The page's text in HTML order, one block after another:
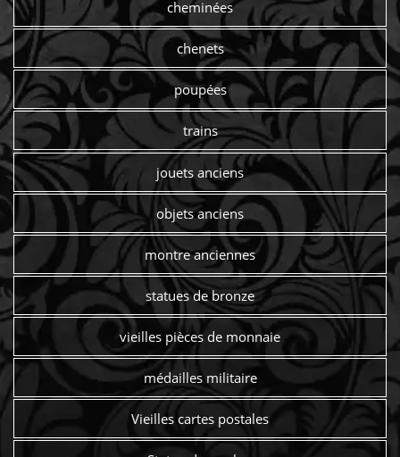
cheminées
chenets
poupées
trains
jouets anciens
objets anciens
montre anciennes
statues de bronze
vieilles pièces de monnaie
médailles militaire
Vieilles cartes postales